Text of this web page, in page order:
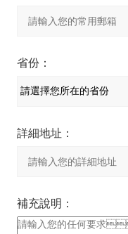
省份：
詳細地址：
補充說明：